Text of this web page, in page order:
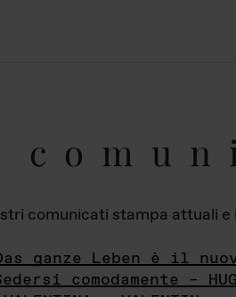
comunicati stampa attuali e
ganze Leben è il
comodamente –